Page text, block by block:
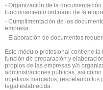
- Organización de la
funcionamiento ordinario de la
- Cumplimentación de los
empresa.
- Elaboración de documentos
Este módulo profesional contiene
función de preparación y
propios de las empresas y/o
administraciones públicas, así
objetivos marcados, respetando los
legal establecida.